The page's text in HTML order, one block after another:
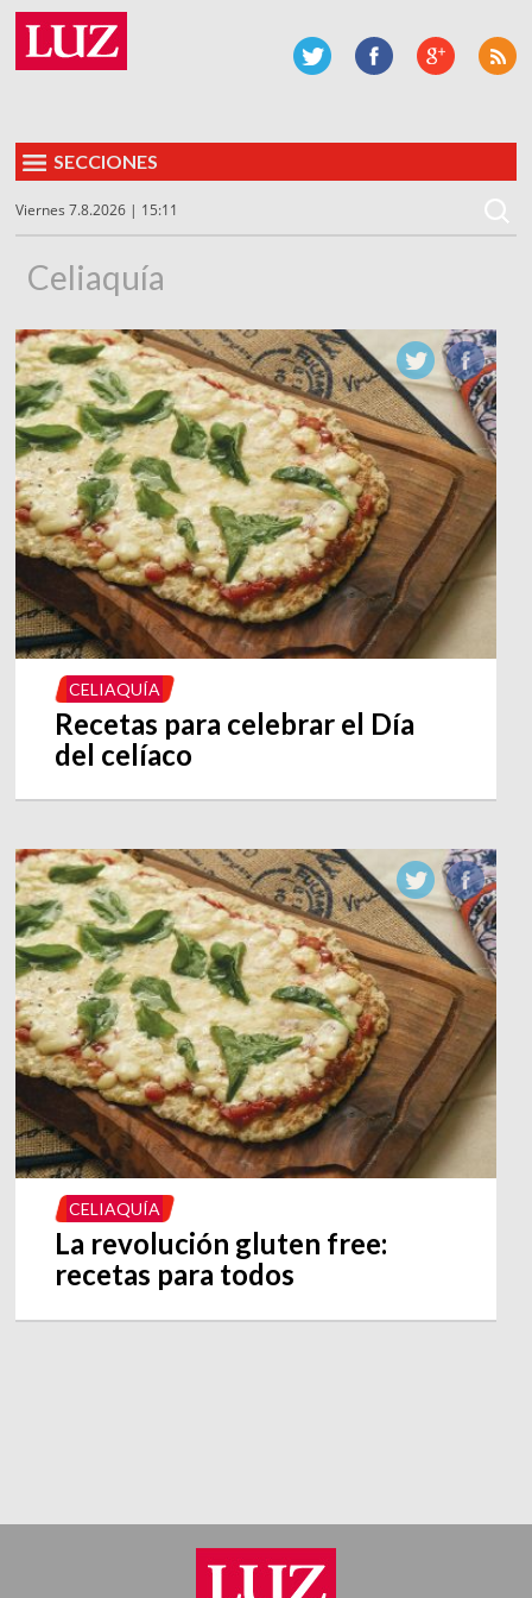
SECCIONES
Viernes 7.8.2026 | 15:11
Celiaquía
CELIAQUÍA
Recetas para celebrar el Día
del celíaco
CELIAQUÍA
La revolución gluten free:
recetas para todos